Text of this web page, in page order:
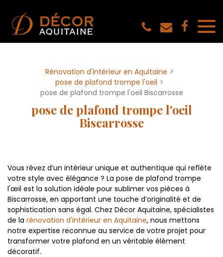
Rénovation d'intérieur en Aquitaine
pose de plafond trompe l'oeil
pose de plafond trompe l'oeil Biscarrosse
pose de plafond trompe l'oeil
Biscarrosse
Vous rêvez d’un intérieur unique et authentique qui reflète
votre style avec élégance ? La pose de plafond trompe
l'œil est la solution idéale pour sublimer vos pièces à
Biscarrosse, en apportant une touche d’originalité et de
sophistication sans égal. Chez Décor Aquitaine, spécialistes
de la rénovation d'intérieur en Aquitaine, nous mettons
notre expertise reconnue au service de votre projet pour
transformer votre plafond en un véritable élément
décoratif.